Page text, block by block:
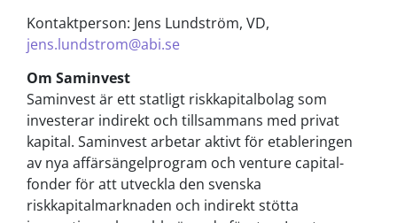
Kontaktperson: Jens Lundström, VD,
jens.lundstrom@abi.se
Om Saminvest
Saminvest är ett statligt riskkapitalbolag som
investerar indirekt och tillsammans med privat
kapital. Saminvest arbetar aktivt för etableringen
av nya affärsängelprogram och venture capital-
fonder för att utveckla den svenska
riskkapitalmarknaden och indirekt stötta